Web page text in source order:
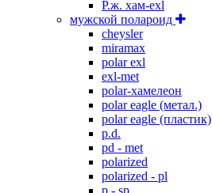
Р.ж. хам-exl
мужской полароид
cheysler
miramax
polar exl
exl-met
polar-хамелеон
polar eagle (метал.)
polar eagle (пластик)
p.d.
pd - met
polarized
polarized - pl
p - sp